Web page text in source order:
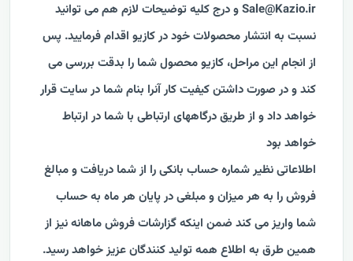
Sale@Kazio.irو درج کلیه توضیحات لازم هم می توانید
نسبت به انتشار محصولات خود در کازیو اقدام فرمایید. پس
از انجام این مراحل، کازیو محصول شما را بدقت بررسی می
کند و در صورت داشتن کیفیت کار آنرا بنام شما در سایت قرار
خواهد داد و از طریق درگاههای ارتباطی با شما در ارتباط
خواهد بود
اطلاعاتی نظیر شماره حساب بانکی را از شما دریافت و مبالغ
فروش را به هر میزان و مبلغی در پایان هر ماه به حساب
شما واریز می کند ضمن اینکه گزارشات فروش ماهانه نیز از
همین طرق به اطلاع همه تولید کنندگان عزیز خواهد رسید.